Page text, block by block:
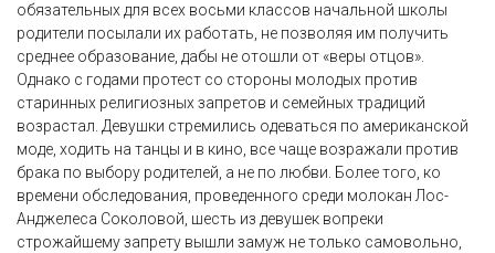
обязательных для всех восьми классов начальной школы
родители посылали их работать, не позволяя им получить
среднее образование, дабы не отошли от «веры отцов».
Однако с годами протест со стороны молодых против
старинных религиозных запретов и семейных традиций
возрастал. Девушки стремились одеваться по американской
моде, ходить на танцы и в кино, все чаще возражали против
брака по выбору родителей, а не по любви. Более того, ко
времени обследования, проведенного среди молокан Лос-
Анджелеса Соколовой, шесть из девушек вопреки
строжайшему запрету вышли замуж не только самовольно,